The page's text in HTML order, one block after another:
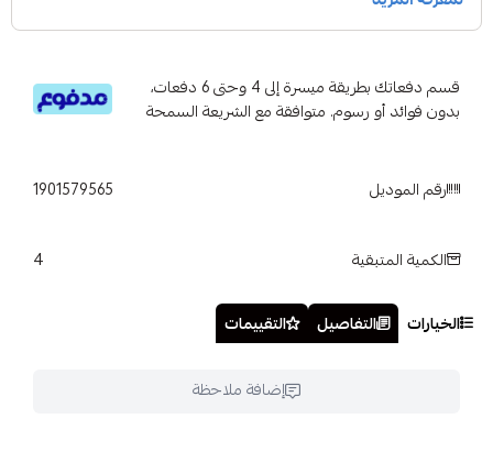
قسم دفعاتك بطريقة ميسرة إلى 4 وحتى 6 دفعات،
بدون فوائد أو رسوم. متوافقة مع الشريعة السمحة
رقم الموديل 1901579565
الكمية المتبقية 4
الخيارات التفاصيل التقييمات
إضافة ملاحظة